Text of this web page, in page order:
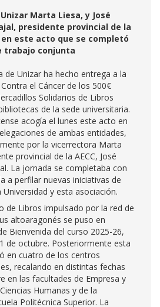
Marta Liesa, y José
presidente provincial de la
en este acto que se completó
trabajo conjunta
de Unizar ha hecho entrega a la
el Cáncer de los 500€
Solidarios de Libros
de la sede universitaria.
acogía el lunes este acto en
de ambas entidades,
por la vicerrectora Marta
provincial de la AECC, José
La jornada se completaba con
a perfilar nuevas iniciativas de
y esta asociación.
de Libros impulsado por la red de
altoaragonés se puso en
Bienvenida del curso 2025-26,
de octubre. Posteriormente esta
en cuatro de los centros
recalando en distintas fechas
en las facultades de Empresa y
Humanas y de la
Politécnica Superior. La